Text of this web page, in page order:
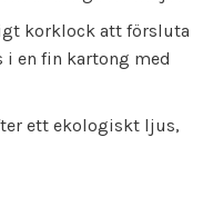
korklock att försluta
i en fin kartong med
ett ekologiskt ljus,